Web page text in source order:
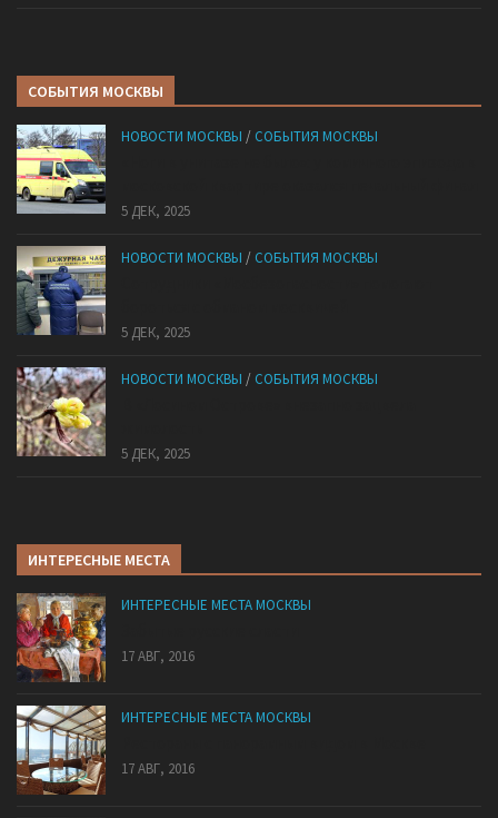
СОБЫТИЯ МОСКВЫ
НОВОСТИ МОСКВЫ / СОБЫТИЯ МОСКВЫ
5 ДЕК, 2025
НОВОСТИ МОСКВЫ / СОБЫТИЯ МОСКВЫ
5 ДЕК, 2025
НОВОСТИ МОСКВЫ / СОБЫТИЯ МОСКВЫ
5 ДЕК, 2025
ИНТЕРЕСНЫЕ МЕСТА
ИНТЕРЕСНЫЕ МЕСТА МОСКВЫ
17 АВГ, 2016
ИНТЕРЕСНЫЕ МЕСТА МОСКВЫ
17 АВГ, 2016